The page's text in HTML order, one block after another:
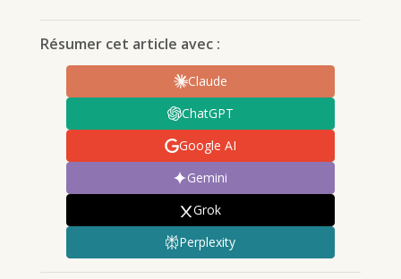
Résumer cet article avec :
Claude
ChatGPT
Google AI
Gemini
Grok
Perplexity